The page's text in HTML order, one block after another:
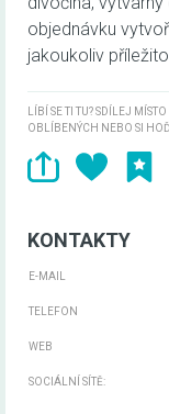
objednávku
jakoukoliv
LÍBÍ SE TI TU? SDÍLEJ
OBLÍBENÝCH NEBO SI
KONTAKTY
E-MAIL
TELEFON
WEB
SOCIÁLNÍ SÍTĚ: